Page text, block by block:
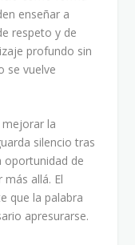
enseñar a
respeto y de
profundo sin
se vuelve
mejorar la
silencio tras
oportunidad de
allá. El
que la palabra
apresurarse.